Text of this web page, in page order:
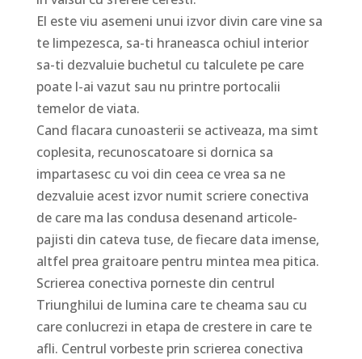
El este viu asemeni unui izvor divin care vine sa
te limpezesca, sa-ti hraneasca ochiul interior
sa-ti dezvaluie buchetul cu talculete pe care
poate l-ai vazut sau nu printre portocalii
temelor de viata.
Cand flacara cunoasterii se activeaza, ma simt
coplesita, recunoscatoare si dornica sa
impartasesc cu voi din ceea ce vrea sa ne
dezvaluie acest izvor numit scriere conectiva
de care ma las condusa desenand articole-
pajisti din cateva tuse, de fiecare data imense,
altfel prea graitoare pentru mintea mea pitica.
Scrierea conectiva porneste din centrul
Triunghilui de lumina care te cheama sau cu
care conlucrezi in etapa de crestere in care te
afli. Centrul vorbeste prin scrierea conectiva